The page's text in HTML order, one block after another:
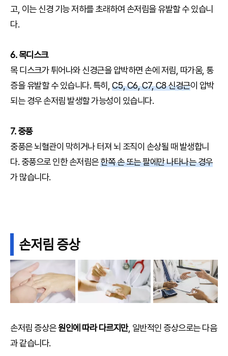
고, 이는 신경 기능 저하를 초래하여 손저림을 유발할 수 있습니
다.
6. 목디스크
목 디스크가 튀어나와 신경근을 압박하면 손에 저림, 따가움, 통
증을 유발할 수 있습니다. 특히, C5, C6, C7, C8 신경근이 압박
되는 경우 손저림 발생할 가능성이 있습니다.
7. 중풍
중풍은 뇌혈관이 막히거나 터져 뇌 조직이 손상될 때 발생합니
다. 중풍으로 인한 손저림은한쪽 손 또는 팔에만 나타나는 경우
가 많습니다.
손저림 증상
손저림 증상은원인에 따라 다르지만, 일반적인 증상으로는 다음
과 같습니다.